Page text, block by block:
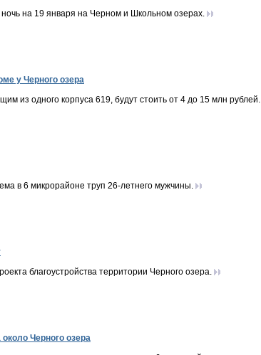
на 19 января на Черном и Школьном озерах.
у Черного озера
из одного корпуса 619, будут стоить от 4 до 15 млн рублей.
в 6 микрорайоне труп 26-летнего мужчины.
благоустройства территории Черного озера.
Черного озера